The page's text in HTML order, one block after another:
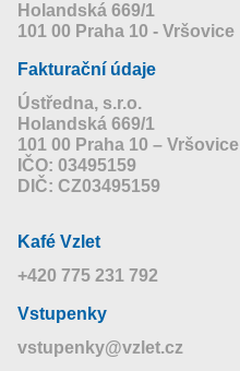
Holandská 669/1
101 00 Praha 10 - Vršovice
Fakturační údaje
Ústředna, s.r.o.
Holandská 669/1
101 00 Praha 10 – Vršovice
IČO: 03495159
DIČ: CZ03495159
Kafé Vzlet
+420 775 231 792
Vstupenky
vstupenky@vzlet.cz